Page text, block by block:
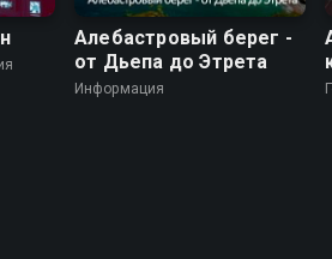
Алебастровый берег -
от Дьепа до Этрета
Информация